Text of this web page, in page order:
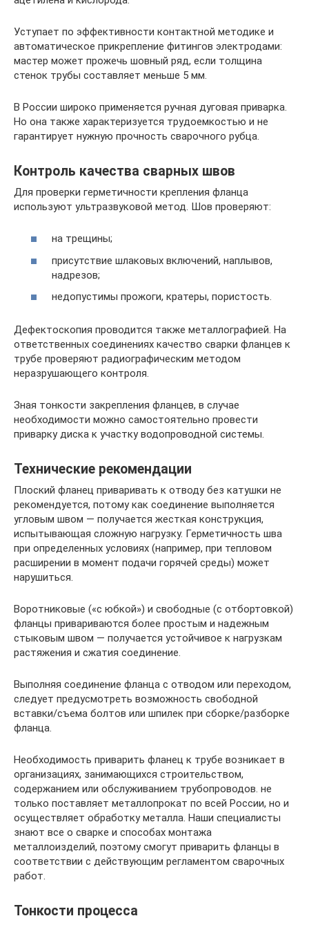
Уступает по эффективности контактной методике и
автоматическое прикрепление фитингов электродами:
мастер может прожечь шовный ряд, если толщина
стенок трубы составляет меньше 5 мм.
В России широко применяется ручная дуговая приварка.
Но она также характеризуется трудоемкостью и не
гарантирует нужную прочность сварочного рубца.
Контроль качества сварных швов
Для проверки герметичности крепления фланца
используют ультразвуковой метод. Шов проверяют:
на трещины;
присутствие шлаковых включений, наплывов,
надрезов;
недопустимы прожоги, кратеры, пористость.
Дефектоскопия проводится также металлографией. На
ответственных соединениях качество сварки фланцев к
трубе проверяют радиографическим методом
неразрушающего контроля.
Зная тонкости закрепления фланцев, в случае
необходимости можно самостоятельно провести
приварку диска к участку водопроводной системы.
Технические рекомендации
Плоский фланец приваривать к отводу без катушки не
рекомендуется, потому как соединение выполняется
угловым швом — получается жесткая конструкция,
испытывающая сложную нагрузку. Герметичность шва
при определенных условиях (например, при тепловом
расширении в момент подачи горячей среды) может
нарушиться.
Воротниковые («с юбкой») и свободные (с отбортовкой)
фланцы привариваются более простым и надежным
стыковым швом — получается устойчивое к нагрузкам
растяжения и сжатия соединение.
Выполняя соединение фланца с отводом или переходом,
следует предусмотреть возможность свободной
вставки/съема болтов или шпилек при сборке/разборке
фланца.
Необходимость приварить фланец к трубе возникает в
организациях, занимающихся строительством,
содержанием или обслуживанием трубопроводов. не
только поставляет металлопрокат по всей России, но и
осуществляет обработку металла. Наши специалисты
знают все о сварке и способах монтажа
металлоизделий, поэтому смогут приварить фланцы в
соответствии с действующим регламентом сварочных
работ.
Тонкости процесса